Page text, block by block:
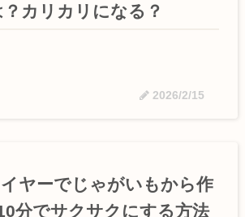
？カリカリになる？
2026/2/15
ヤーでじゃがいもから作
分でサクサクにする方法